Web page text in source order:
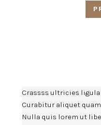
Crassss ultricies ligula
Curabitur aliquet
Nulla quis lorem ut